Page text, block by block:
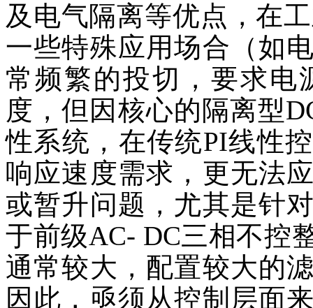
及电气隔离等优点，在
一些特殊应用场合（如
常频繁的投切，要求电
度，但因核心的隔离型
性系统，在传统PI线性
响应速度需求，更无法
或暂升问题，尤其是针
于前级AC- DC三相不控
通常较大，配置较大的
因此，亟须从控制层面